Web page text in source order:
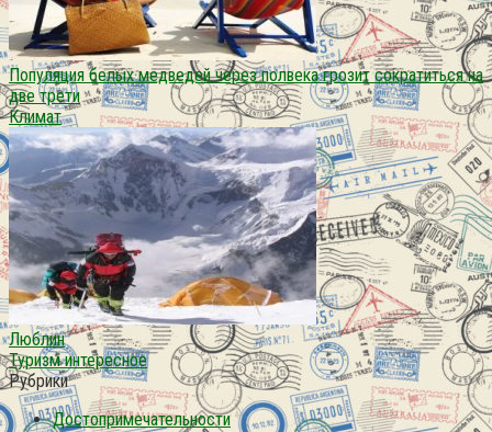
Популяция белых медведей через полвека грозит сократиться на
две трети
Климат
Люблин
Туризм интересное
Рубрики
Достопримечательности